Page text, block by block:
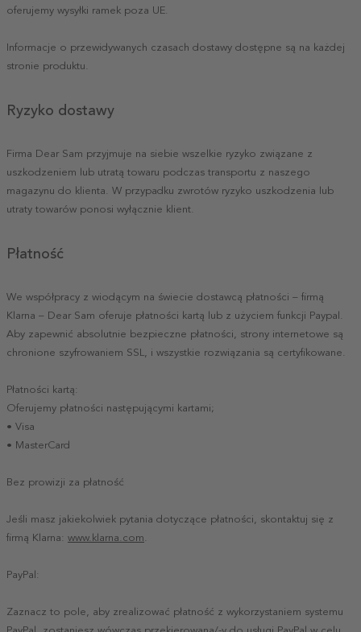
oferujemy wysyłki ramek poza UE.
Informacje o przewidywanych czasach dostawy dostępne są na każdej
stronie produktu.
Ryzyko dostawy
Firma Dear Sam przyjmuje na siebie wszelkie ryzyko związane z
uszkodzeniem lub utratą towaru podczas transportu z naszego
magazynu do klienta. W przypadku zwrotów ryzyko uszkodzenia lub
utraty towarów ponosi wyłącznie klient.
Płatność
We współpracy z wiodącym na świecie dostawcą płatności – firmą
Klarna – Dear Sam oferuje płatności kartą lub z użyciem funkcji Paypal.
Aby zapewnić absolutnie bezpieczne płatności, strony internetowe są
chronione szyfrowaniem SSL, i wszystkie rozwiązania są certyfikowane.
Płatności kartą:
Oferujemy płatności następującymi kartami;
• Visa
• MasterCard
Bez prowizji za płatność
Jeśli masz jakiekolwiek pytania dotyczące płatności, skontaktuj się z
firmą Klarna: www.klarna.com.
PayPal:
Zaznacz to pole, aby zrealizować płatność z wykorzystaniem systemu